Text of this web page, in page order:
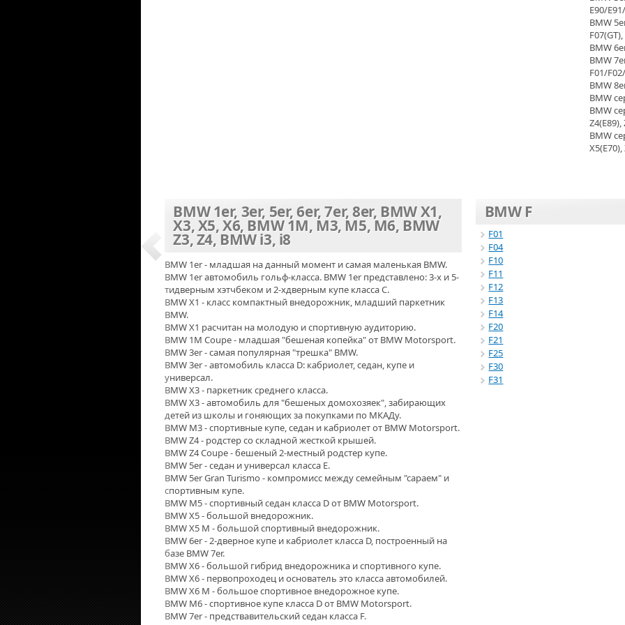
E90/
BMW
BMW
BMW
F01/
BMW
BMW
BMW
Z4(E89),
BMW
BMW 1er, 3er, 5er, 6er, 7er, 8er, BMW X1,
X3, X5, X6, BMW 1M, M3, M5, M6, BMW
Z3, Z4, BMW i3, i8
BMW 1er - младшая на данный момент и самая маленькая BMW.
BMW 1er автомобиль гольф-класса. BMW 1er представлено: 3-х и 5-
тидверным хэтчбеком и 2-хдверным купе класса C.
BMW X1 - класс компактный внедорожник, младший паркетник
BMW.
BMW X1 расчитан на молодую и спортивную аудиторию.
BMW 1M Coupe - младшая "бешеная копейка" от BMW Motorsport.
BMW 3er - самая популярная "трешка" BMW.
BMW 3er - автомобиль класса D: кабриолет, седан, купе и
универсал.
BMW X3 - паркетник среднего класса.
BMW X3 - автомобиль для "бешеных домохозяек", забирающих
детей из школы и гоняющих за покупками по МКАДу.
BMW M3 - спортивные купе, седан и кабриолет от BMW Motorsport.
BMW Z4 - родстер со складной жесткой крышей.
BMW Z4 Coupe - бешеный 2-местный родстер купе.
BMW 5er - седан и универсал класса E.
BMW 5er Gran Turismo - компромисс между семейным "сараем" и
спортивным купе.
BMW M5 - спортивный седан класса D от BMW Motorsport.
BMW X5 - большой внедорожник.
BMW X5 M - большой спортивный внедорожник.
BMW 6er - 2-дверное купе и кабриолет класса D, построенный на
базе BMW 7er.
BMW X6 - большой гибрид внедорожника и спортивного купе.
BMW X6 - первопроходец и основатель это класса автомобилей.
BMW X6 M - большое спортивное внедорожное купе.
BMW M6 - спортивное купе класса D от BMW Motorsport.
BMW 7er - предствавительский седан класса F.
BMW F
F01
F04
F10
F11
F12
F13
F14
F20
F21
F25
F30
F31